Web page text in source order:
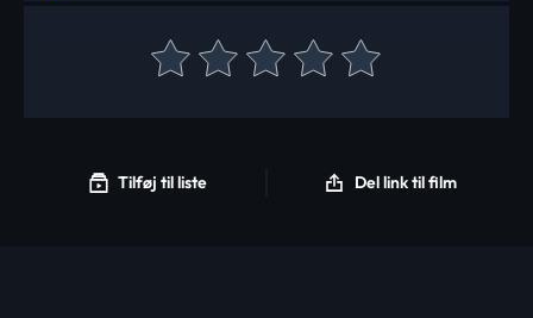
Tilføj til liste Del link til film